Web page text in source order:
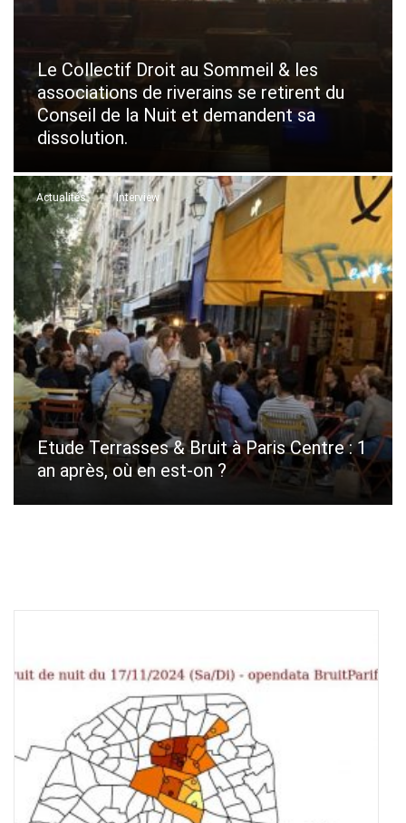
Le Collectif Droit au Sommeil & les
associations de riverains se retirent du
Conseil de la Nuit et demandent sa
dissolution.
Actualités Interview
Etude Terrasses & Bruit à Paris Centre : 1
an après, où en est-on ?